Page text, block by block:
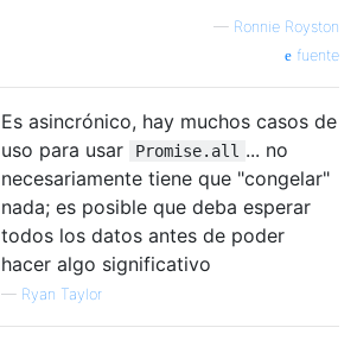
— Ronnie Royston
fuente
Es asincrónico, hay muchos casos de
uso para usar
Promise.all ... no
necesariamente tiene que "congelar"
nada; es posible que deba esperar
todos los datos antes de poder
hacer algo significativo
— Ryan Taylor